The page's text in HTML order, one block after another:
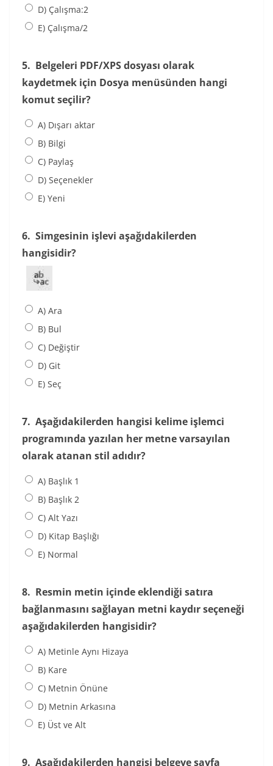
D) Çalışma:2
E) Çalışma/2
5. Belgeleri PDF/XPS dosyası olarak
kaydetmek için Dosya menüsünden hangi
komut seçilir?
A) Dışarı aktar
B) Bilgi
C) Paylaş
D) Seçenekler
E) Yeni
6. Simgesinin işlevi aşağıdakilerden
hangisidir?
A) Ara
B) Bul
C) Değiştir
D) Git
E) Seç
7. Aşağıdakilerden hangisi kelime işlemci
programında yazılan her metne varsayılan
olarak atanan stil adıdır?
A) Başlık 1
B) Başlık 2
C) Alt Yazı
D) Kitap Başlığı
E) Normal
8. Resmin metin içinde eklendiği satıra
bağlanmasını sağlayan metni kaydır seçeneği
aşağıdakilerden hangisidir?
A) Metinle Aynı Hizaya
B) Kare
C) Metnin Önüne
D) Metnin Arkasına
E) Üst ve Alt
9. Aşağıdakilerden hangisi belgeye sayfa